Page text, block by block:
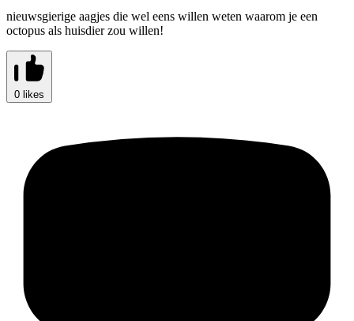
nieuwsgierige aagjes die wel eens willen weten waarom je een
octopus als huisdier zou willen!
0 likes